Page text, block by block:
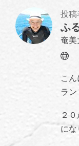
投稿
ふ
奄美
こ
ラン
２
にな